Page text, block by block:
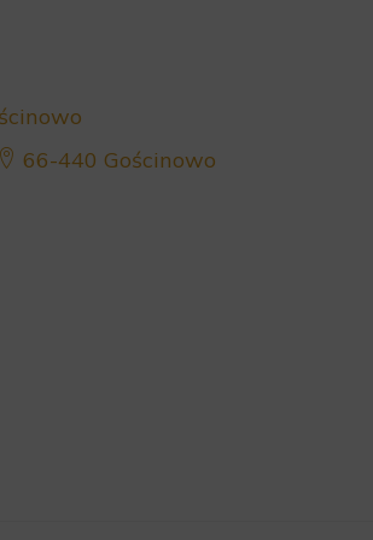
66-440 Gościnowo